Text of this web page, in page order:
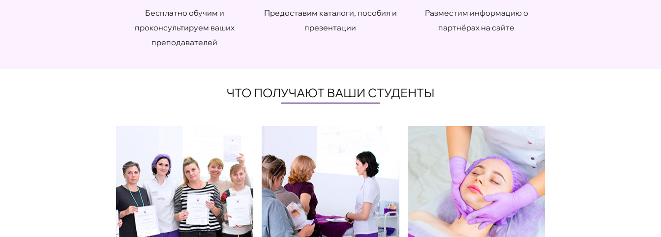
Бесплатно обучим и
проконсультируем ваших
преподавателей
Предоставим каталоги, пособия и
презентации
Разместим информацию о
партнёрах на сайте
ЧТО ПОЛУЧАЮТ ВАШИ СТУДЕНТЫ